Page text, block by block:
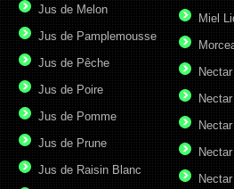
Jus de Melon
Jus de Pamplemousse
Jus de Pêche
Jus de Poire
Jus de Pomme
Jus de Prune
Jus de Raisin Blanc
Miel